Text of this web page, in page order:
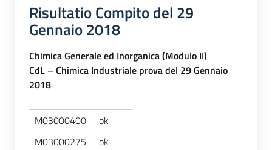
Risultatio Compito del 29
Gennaio 2018
Chimica Generale ed Inorganica (Modulo II)
CdL – Chimica Industriale prova del 29 Gennaio
2018
M03000400
ok
M03000275
ok